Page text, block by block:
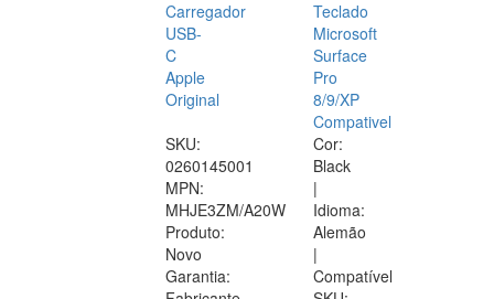
Carregador
USB-
C
Apple
Original
SKU:
0260145001
MPN:
MHJE3ZM/A20W
Produto:
Novo
Garantia:
Teclado
Microsoft
Surface
Pro
8/9/XP
Compativel
Cor:
Black
|
Idioma:
Alemão
|
Compatível